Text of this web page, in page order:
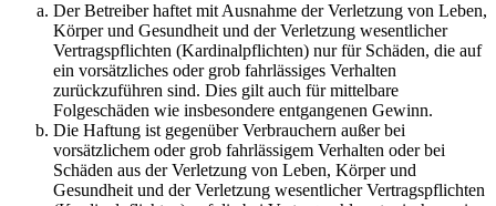
Der Betreiber haftet mit Ausnahme der Verletzung von Leben,
Körper und Gesundheit und der Verletzung wesentlicher
Vertragspflichten (Kardinalpflichten) nur für Schäden, die auf
ein vorsätzliches oder grob fahrlässiges Verhalten
zurückzuführen sind. Dies gilt auch für mittelbare
Folgeschäden wie insbesondere entgangenen Gewinn.
Die Haftung ist gegenüber Verbrauchern außer bei
vorsätzlichem oder grob fahrlässigem Verhalten oder bei
Schäden aus der Verletzung von Leben, Körper und
Gesundheit und der Verletzung wesentlicher Vertragspflichten